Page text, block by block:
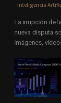
Inteligencia
La irrupción de
nueva disputa
imágenes,